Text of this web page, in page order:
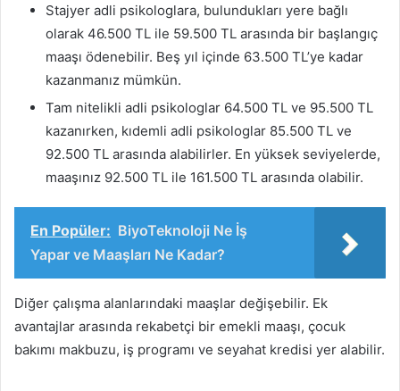
Stajyer adli psikologlara, bulundukları yere bağlı
olarak 46.500 TL ile 59.500 TL arasında bir başlangıç ​​
maaşı ödenebilir. Beş yıl içinde 63.500 TL’ye kadar
kazanmanız mümkün.
Tam nitelikli adli psikologlar 64.500 TL ve 95.500 TL
kazanırken, kıdemli adli psikologlar 85.500 TL ve
92.500 TL arasında alabilirler. En yüksek seviyelerde,
maaşınız 92.500 TL ile 161.500 TL arasında olabilir.
En Popüler: BiyoTeknoloji Ne İş
Yapar ve Maaşları Ne Kadar?
Diğer çalışma alanlarındaki maaşlar değişebilir. Ek
avantajlar arasında rekabetçi bir emekli maaşı, çocuk
bakımı makbuzu, iş programı ve seyahat kredisi yer alabilir.